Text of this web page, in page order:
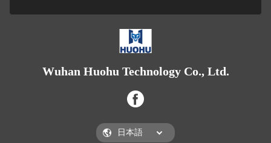
Wuhan Huohu Technology Co., Ltd.